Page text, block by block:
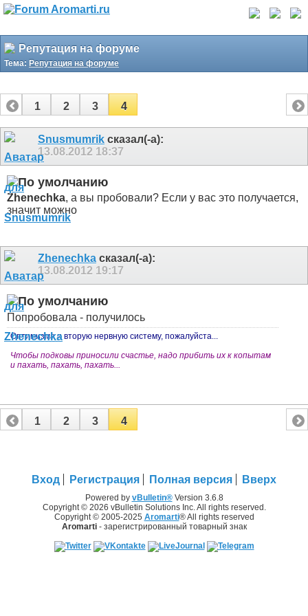
Репутация на форуме
Тема: Репутация на форуме
1 2 3 4
Snusmumrik сказал(-а):
13.08.2012 18:37
Zhenechka, а вы пробовали? Если у вас это получается,
значит можно
Zhenechka сказал(-а):
13.08.2012 19:17
Попробовала - получилось
Оптимизма и вторую нервную систему, пожалуйста...
Чтобы подковы приносили счастье, надо прибить их к копытам
и пахать, пахать, пахать...
1 2 3 4
Вход Регистрация Полная версия Вверх
Powered by vBulletin®Version 3.6.8
Copyright © 2026 vBulletin Solutions Inc. All rights reserved.
Copyright © 2005-2025 Aromarti® All rights reserved
Aromarti- зарегистрированный товарный знак